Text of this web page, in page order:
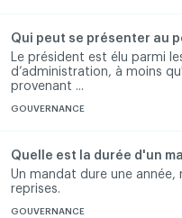
Qui peut se présenter au
Le président est élu parmi
d’administration, à moins
provenant ...
GOUVERNANCE
Quelle est la durée d'un
Un mandat dure une année,
reprises.
GOUVERNANCE